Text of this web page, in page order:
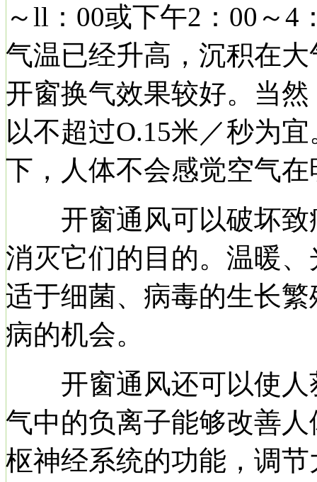
～ll：00或下午2：00～4
气温已经升高，沉积在
开窗换气效果较好。当
以不超过O.15米／秒为
下，人体不会感觉空气
开窗通风可以破坏致
消灭它们的目的。温暖
适于细菌、病毒的生长
病的机会。
开窗通风还可以使人
气中的负离子能够改善
枢神经系统的功能，调